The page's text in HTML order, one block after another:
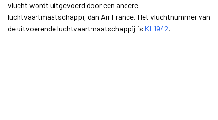
vlucht wordt uitgevoerd door een andere
luchtvaartmaatschappij dan Air France. Het vluchtnummer van
de uitvoerende luchtvaartmaatschappij is KL1942.